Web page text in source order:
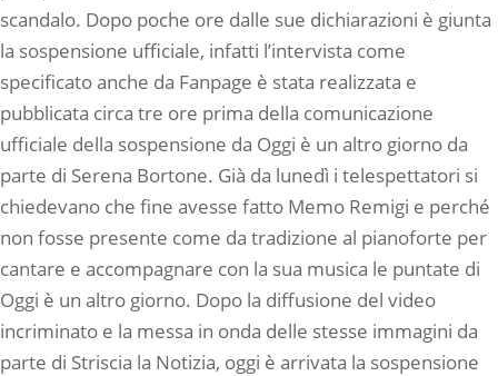
scandalo. Dopo poche ore dalle sue dichiarazioni è giunta
la sospensione ufficiale, infatti l’intervista come
specificato anche da Fanpage è stata realizzata e
pubblicata circa tre ore prima della comunicazione
ufficiale della sospensione da Oggi è un altro giorno da
parte di Serena Bortone. Già da lunedì i telespettatori si
chiedevano che fine avesse fatto Memo Remigi e perché
non fosse presente come da tradizione al pianoforte per
cantare e accompagnare con la sua musica le puntate di
Oggi è un altro giorno. Dopo la diffusione del video
incriminato e la messa in onda delle stesse immagini da
parte di Striscia la Notizia, oggi è arrivata la sospensione